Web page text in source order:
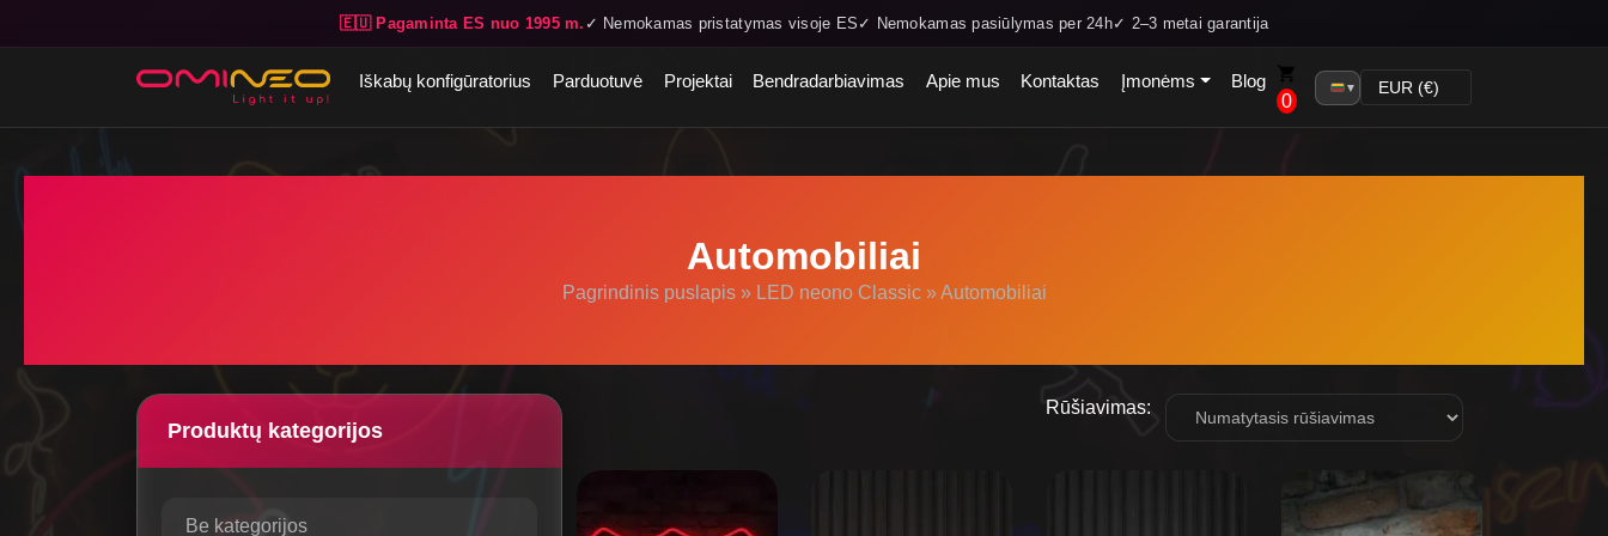
🇪🇺 Pagaminta ES nuo 1995 m. ✓ Nemokamas pristatymas visoje ES ✓ Nemokamas pasiūlymas per 24h✓ 2–3 metai garantija
Iškabų konfigūratorius Parduotuvė Projektai Bendradarbiavimas Apie mus Kontaktas Įmonėms Blog
0
▼
Automobiliai
Pagrindinis puslapis» LED neono Classic»Automobiliai
Produktų kategorijos
Be kategorijos
Rūšiavimas: